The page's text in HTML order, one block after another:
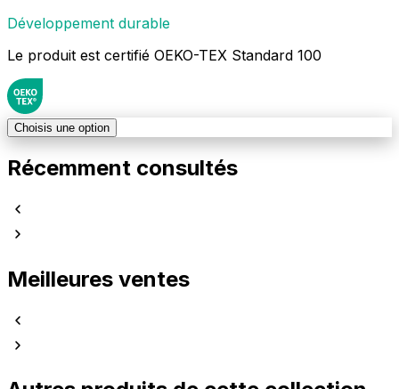
Développement durable
Le produit est certifié OEKO-TEX Standard 100
Choisis une option
Récemment consultés
Meilleures ventes